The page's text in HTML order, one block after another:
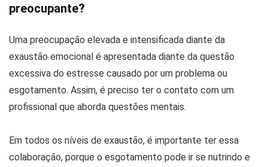
preocupante?
Uma preocupação elevada e intensificada diante da
exaustão emocional é apresentada diante da questão
excessiva do estresse causado por um problema ou
esgotamento. Assim, é preciso ter o contato com um
profissional que aborda questões mentais.
Em todos os níveis de exaustão, é importante ter essa
colaboração, porque o esgotamento pode ir se nutrindo e